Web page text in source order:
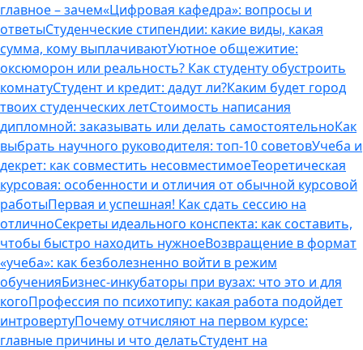
главное – зачем«Цифровая кафедра»: вопросы и
ответыСтуденческие стипендии: какие виды, какая
сумма, кому выплачиваютУютное общежитие:
оксюморон или реальность? Как студенту обустроить
комнатуСтудент и кредит: дадут ли?Каким будет город
твоих студенческих летСтоимость написания
дипломной: заказывать или делать самостоятельноКак
выбрать научного руководителя: топ-10 советовУчеба и
декрет: как совместить несовместимоеТеоретическая
курсовая: особенности и отличия от обычной курсовой
работыПервая и успешная! Как сдать сессию на
отличноСекреты идеального конспекта: как составить,
чтобы быстро находить нужноеВозвращение в формат
«учеба»: как безболезненно войти в режим
обученияБизнес-инкубаторы при вузах: что это и для
когоПрофессия по психотипу: какая работа подойдет
интровертуПочему отчисляют на первом курсе:
главные причины и что делатьСтудент на